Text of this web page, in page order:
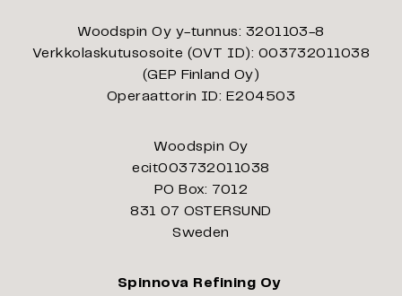
Woodspin Oy y-tunnus: 3201103-8
Verkkolaskutusosoite (OVT ID): 003732011038
(GEP Finland Oy)
Operaattorin ID: E204503
Woodspin Oy
ecit003732011038
PO Box: 7012
831 07 OSTERSUND
Sweden
Spinnova Refining Oy